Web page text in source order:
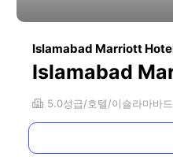
Islamabad Marriott
Islamabad
5.0성급 호텔 이슬라마바드